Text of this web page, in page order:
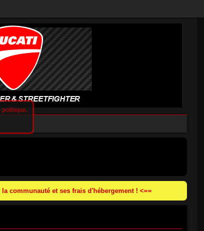
communauté et ses frais d'hébergement ! <==
politique.